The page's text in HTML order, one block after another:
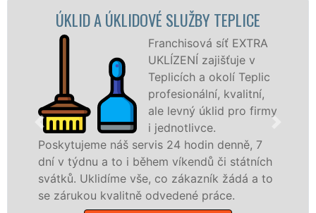
ÚKLIDOVÉ SLUŽBY TEPLICE
Franchisová síť EXTRA
UKLÍZENÍ zajišťuje v
Teplicích a okolí Teplic
profesionální, kvalitní,
ale levný úklid pro firmy
i jednotlivce.
náš servis 24 hodin denně, 7
a to i během víkendů či státních
vše, co zákazník žádá a to
kvalitně odvedené práce.
ÚKLIDOVÁ
nabízíme
státní
Ústeckém